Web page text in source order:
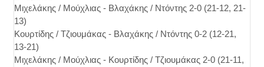
Μιχελάκης / Μούχλιας - Βλαχάκης / Ντόντης 2-0 (21-12, 21-
13)
Κουρτίδης / Τζιουμάκας - Βλαχάκης / Ντόντης 0-2 (12-21,
13-21)
Μιχελάκης / Μούχλιας - Κουρτίδης / Τζιουμάκας 2-0 (21-11,